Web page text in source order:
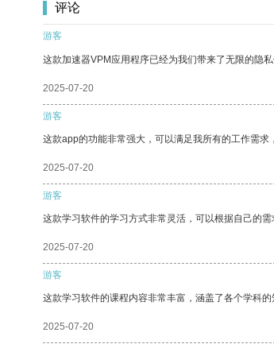
评论
游客
这款加速器VPM应用程序已经为我们带来了无限的隐私
2025-07-20
游客
这款app的功能非常强大，可以满足我所有的工作需求
2025-07-20
游客
这款学习软件的学习方式非常灵活，可以根据自己的
2025-07-20
游客
这款学习软件的课程内容非常丰富，涵盖了各个学科
2025-07-20